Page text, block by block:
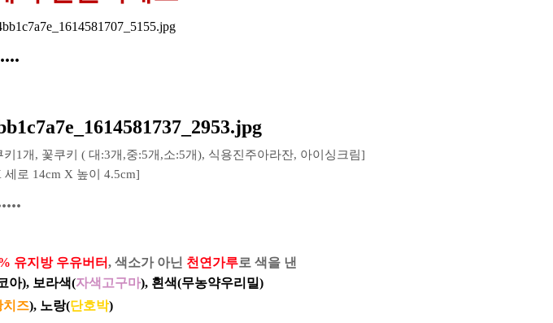
1개, 꽃쿠키 ( 대:3개,중:5개,소:5개), 식용진주아라잔, 아이싱크림]
로 14cm X 높이 4.5cm]
유지방 우유버터, 색소가 아닌 천연가루로 색을 낸
아), 보라색(자색고구마), 흰색(무농약우리밀)
치즈), 노랑(단호박)